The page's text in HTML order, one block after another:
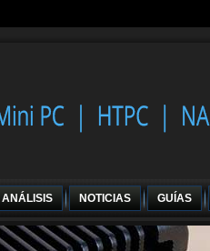
ANÁLISIS NOTICIAS GUÍAS